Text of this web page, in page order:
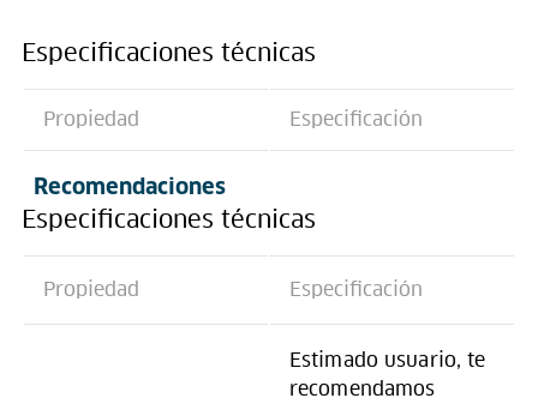
Especificaciones técnicas
Propiedad Especificación
Recomendaciones
Especificaciones técnicas
Propiedad Especificación
Estimado usuario, te
recomendamos